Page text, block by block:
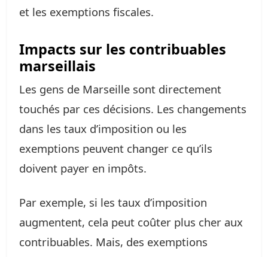
et les exemptions fiscales.
Impacts sur les contribuables
marseillais
Les gens de Marseille sont directement
touchés par ces décisions. Les changements
dans les taux d’imposition ou les
exemptions peuvent changer ce qu’ils
doivent payer en impôts.
Par exemple, si les taux d’imposition
augmentent, cela peut coûter plus cher aux
contribuables. Mais, des exemptions